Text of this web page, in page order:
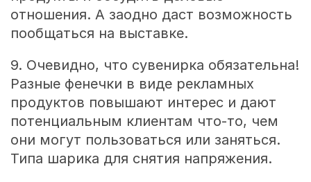
отношения. А заодно даст возможность
пообщаться на выставке.
9. Очевидно, что сувенирка обязательна!
Разные фенечки в виде рекламных
продуктов повышают интерес и дают
потенциальным клиентам что-то, чем
они могут пользоваться или заняться.
Типа шарика для снятия напряжения.